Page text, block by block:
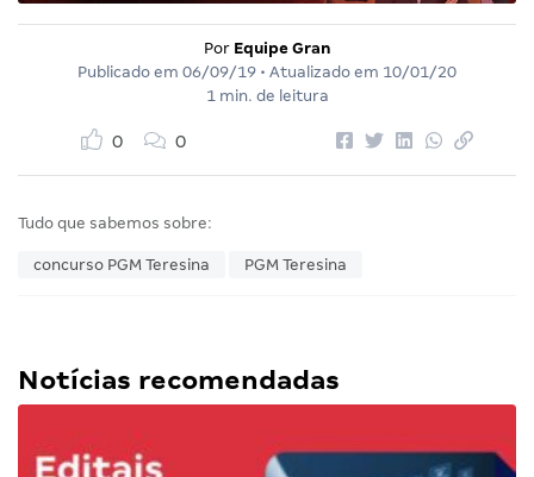
Por Equipe Gran
Publicado em 06/09/19 • Atualizado em 10/01/20
1 min. de leitura
0 0
Tudo que sabemos sobre:
concurso PGM Teresina PGM Teresina
Notícias recomendadas